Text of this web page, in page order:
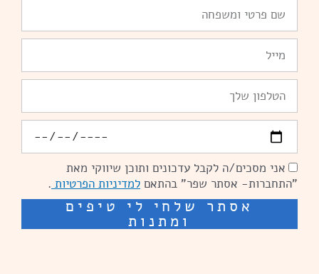
פרטי
ומשפחה
הסכמהאני מסכים/ה לקבל עדכונים ותוכן שיווקי מאת
"התחברות- אסתר שפר" בהתאם למדיניות הפרטיות .
אסתר שלחי לי טיפים
ומתנות